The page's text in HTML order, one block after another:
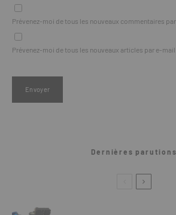
Prévenez-moi de tous les nouveaux commentaires
Prévenez-moi de tous les nouveaux articles par e-mail.
Dernières parutions